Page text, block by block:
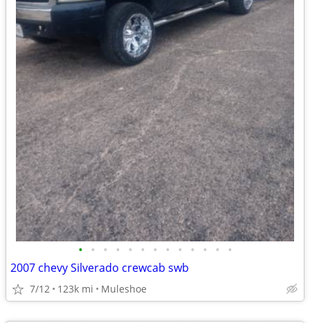
• • • • • • • • • • • • •
2007 chevy Silverado crewcab swb
7/12 123k mi Muleshoe